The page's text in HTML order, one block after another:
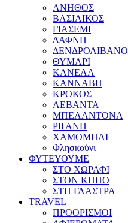
ΑΝΗΘΟΣ
ΒΑΣΙΛΙΚΟΣ
ΓΙΑΣΕΜΙ
ΔΑΦΝΗ
ΔΕΝΔΡΟΛΙΒΑΝΟ
ΘΥΜΑΡΙ
ΚΑΝΕΛΑ
ΚΑΝΝΑΒΗ
ΚΡΟΚΟΣ
ΛΕΒΑΝΤΑ
ΜΠΕΛΑΝΤΟΝΑ
ΡΙΓΑΝΗ
ΧΑΜΟΜΗΛΙ
Φλησκούνι
ΦΥΤΕΥΟΥΜΕ
ΣΤΟ ΧΩΡΑΦΙ
ΣΤΟΝ ΚΗΠΟ
ΣΤΗ ΓΛΑΣΤΡΑ
TRAVEL
ΠΡΟΟΡΙΣΜΟΙ